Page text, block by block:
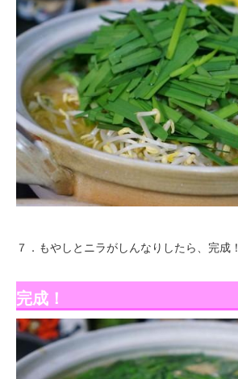
７．もやしとニラがしんなりしたら、完成！
完成！